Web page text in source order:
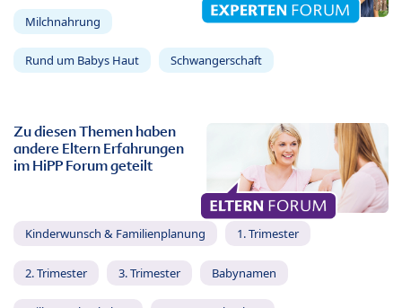
Milchnahrung
Rund um Babys Haut Schwangerschaft
Zu diesen Themen haben
andere Eltern Erfahrungen
im HiPP Forum geteilt
Kinderwunsch & Familienplanung 1. Trimester
2. Trimester 3. Trimester Babynamen